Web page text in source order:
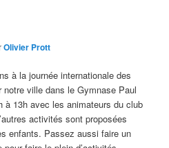
Olivier Prott
à la journée internationale des
notre ville dans le Gymnase Paul
à 13h avec les animateurs du club
activités sont proposées
enfants. Passez aussi faire un